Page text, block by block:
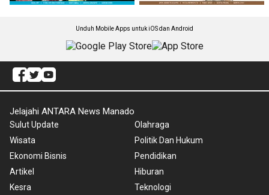
Unduh Mobile Apps untuk iOS dan Android
Jelajahi ANTARA News Manado
Sulut Update
Wisata
Ekonomi Bisnis
Artikel
Kesra
Olahraga
Politik Dan Hukum
Pendidikan
Hiburan
Teknologi